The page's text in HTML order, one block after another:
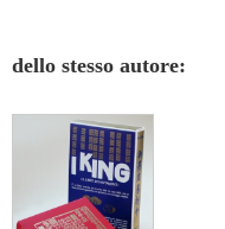
dello stesso autore: